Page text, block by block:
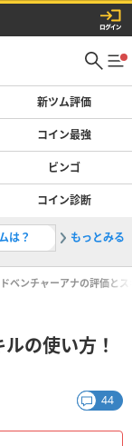
新ツム評価
コイン最強
ビンゴ
コイン診断
は？ 2サマー
もっとみる
ベンチャーアナの評価と
の使い方！
44